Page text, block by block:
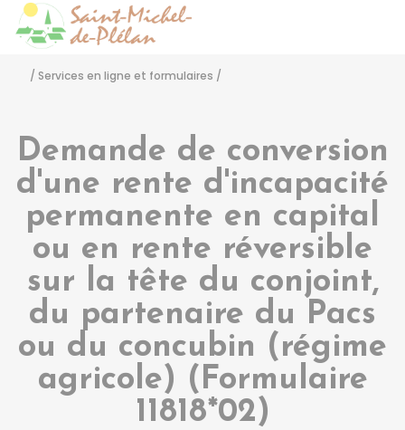
/ Services en ligne et formulaires /
Demande de conversion
d'une rente d'incapacité
permanente en capital
ou en rente réversible
sur la tête du conjoint,
du partenaire du Pacs
ou du concubin (régime
agricole) (Formulaire
11818*02)